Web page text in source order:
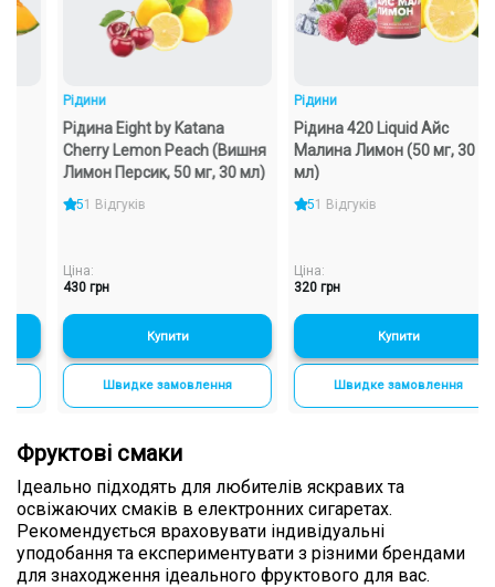
Рідини
Рідина Eight by Katana
Cherry Lemon Peach (Вишня
Лимон Персик, 50 мг, 30 мл)
51 Відгуків
Ціна:
430 грн
- +
Купити
Швидке замовлення
Рідини
Рідина 420 Liquid Айс
Малина Лимон (50 мг, 30
мл)
51 Відгуків
Ціна:
320 грн
- +
Купити
Швидке замовлення
Фруктові смаки
Ідеально підходять для любителів яскравих та
освіжаючих смаків в електронних сигаретах.
Рекомендується враховувати індивідуальні
уподобання та експериментувати з різними брендами
для знаходження ідеального фруктового для вас.